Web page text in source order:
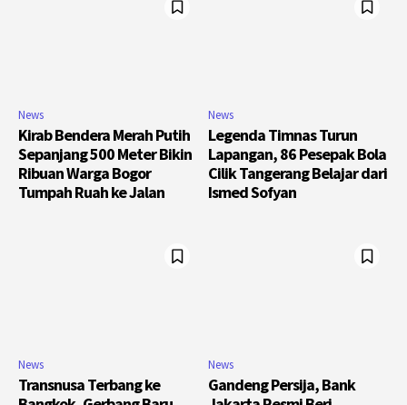
News
Kirab Bendera Merah Putih
Sepanjang 500 Meter Bikin
Ribuan Warga Bogor
Tumpah Ruah ke Jalan
News
Legenda Timnas Turun
Lapangan, 86 Pesepak Bola
Cilik Tangerang Belajar dari
Ismed Sofyan
News
Transnusa Terbang ke
News
Gandeng Persija, Bank